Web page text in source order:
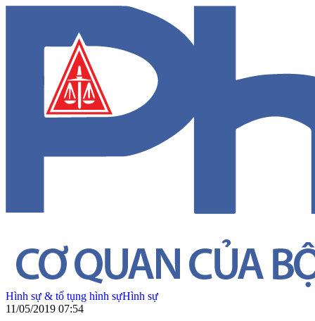
Hình sự & tố tụng hình sựHình sự
11/05/2019 07:54